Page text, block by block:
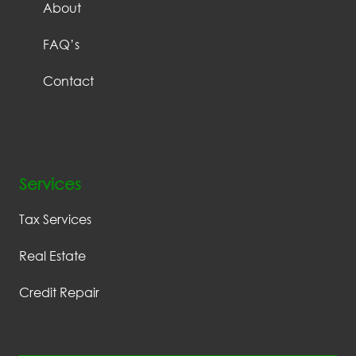
About
FAQ’s
Contact
Services
Tax Services
Real Estate
Credit Repair